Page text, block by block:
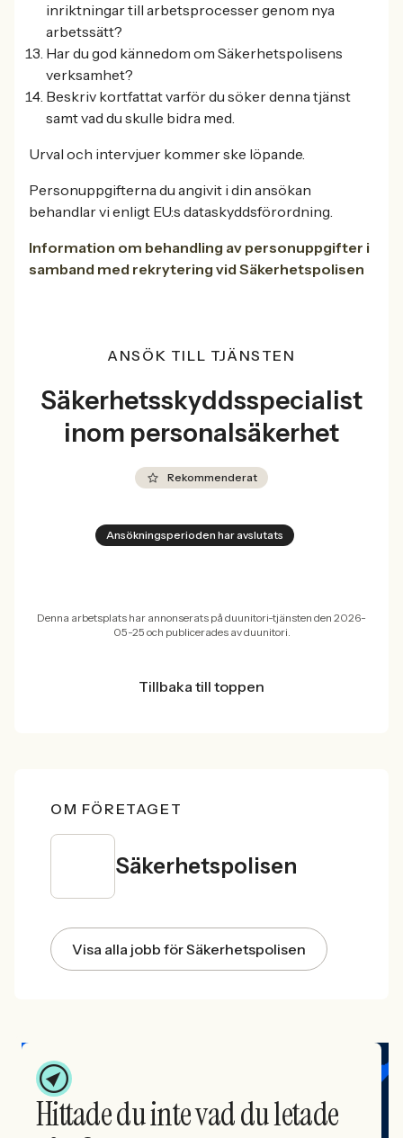
inriktningar till arbetsprocesser genom nya
arbetssätt?
Har du god kännedom om Säkerhetspolisens
verksamhet?
Beskriv kortfattat varför du söker denna tjänst
samt vad du skulle bidra med.
Urval och intervjuer kommer ske löpande.
Personuppgifterna du angivit i din ansökan
behandlar vi enligt EU:s dataskyddsförordning.
Information om behandling av personuppgifter i
samband med rekrytering vid Säkerhetspolisen
ANSÖK TILL TJÄNSTEN
Säkerhetsskyddsspecialist
inom personalsäkerhet
Rekommenderat
Ansökningsperioden har avslutats
Denna arbetsplats har annonserats på duunitori-tjänsten den 2026-
05-25 och publicerades av duunitori.
Tillbaka till toppen
OM FÖRETAGET
Säkerhetspolisen
Visa alla jobb för Säkerhetspolisen
Hittade du inte vad du letade